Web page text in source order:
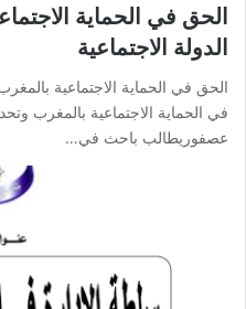
الحق في الحماية
الدولة الاجتماعية
الحق في الحماية الاجتماعية
في الحماية الاجتماعية بالمغرب
عصفوريطالب باحث في…